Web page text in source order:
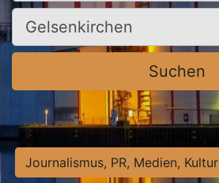
Ort, Stadt
Suchen
Journalismus, PR, Medien, Kultur